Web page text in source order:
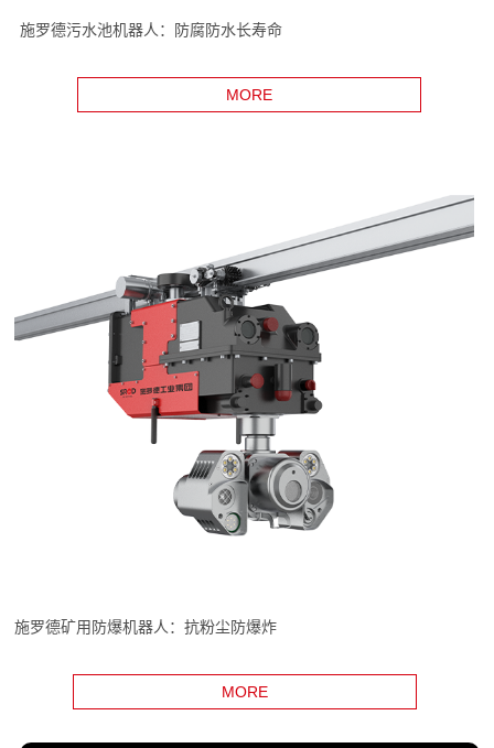
施罗德污水池机器人：防腐防水长寿命
MORE
施罗德矿用防爆机器人：抗粉尘防爆炸
MORE